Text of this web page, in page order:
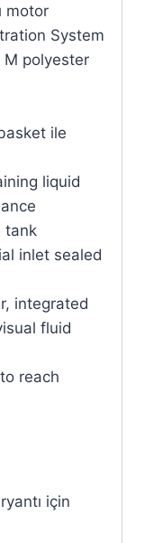
motor
System
M polyester
ile
liquid
tank
inlet sealed
integrated
fluid
reach
için